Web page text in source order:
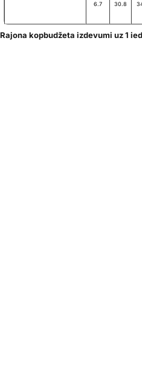
6.7 30.8
Rajona kopbudžeta izdevumi uz 1